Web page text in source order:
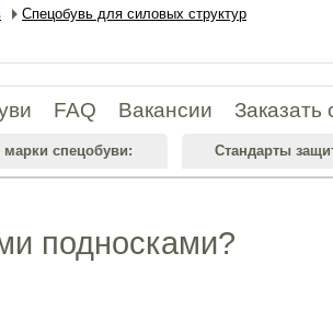
подносками?
Спецобувь для силовых структур
FAQ Вакансии Заказать
марки спецобуви: Стандарты